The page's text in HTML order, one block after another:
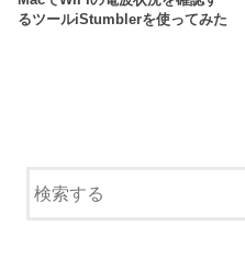
るツールiStumblerを使ってみた